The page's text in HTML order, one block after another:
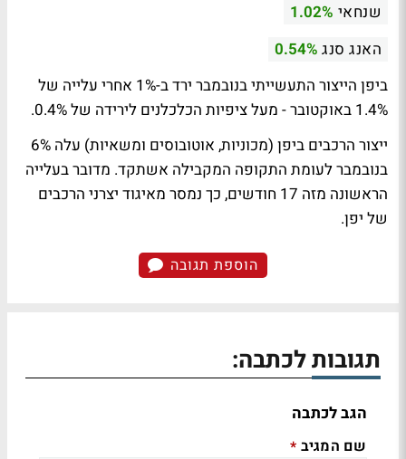
שנחאי 1.02%
האנג סנג 0.54%
ביפן הייצור התעשייתי בנובמבר ירד ב-1% אחרי עלייה של
1.4% באוקטובר - מעל ציפיות הכלכלנים לירידה של 0.4%.
ייצור הרכבים ביפן (מכוניות, אוטובוסים ומשאיות) עלה 6%
בנובמבר לעומת התקופה המקבילה אשתקד. מדובר בעלייה
הראשונה מזה 17 חודשים, כך נמסר מאיגוד יצרני הרכבים
של יפן.
הוספת תגובה
תגובות לכתבה:
הגב לכתבה
שם המגיב *